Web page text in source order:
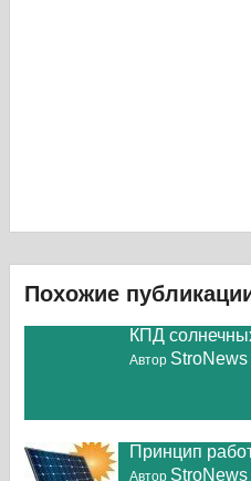
Похожие
КПД
Автор StroNews
Принцип
Автор StroNews